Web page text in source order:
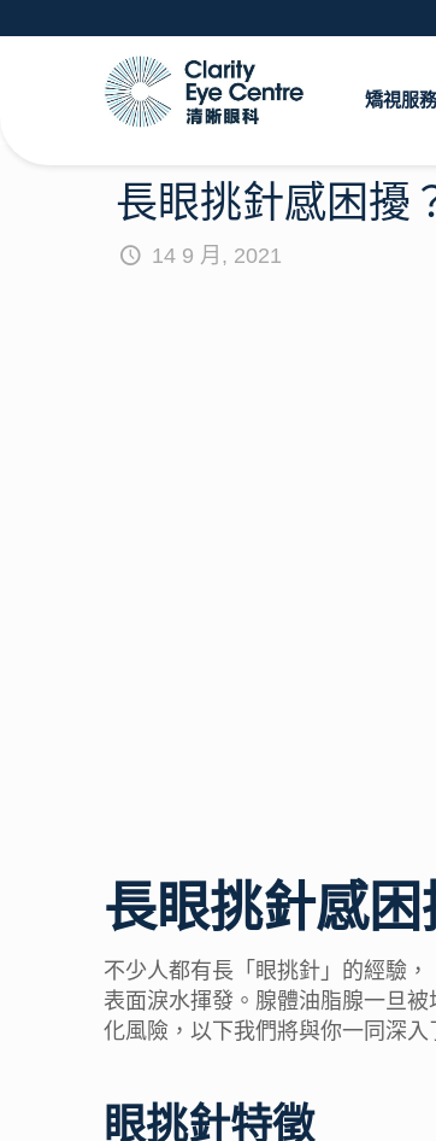
矯視服務
長眼挑針感困擾
14 9 月, 2021
長眼挑針感
不少人都有長「眼挑針」的經驗
表面淚水揮發。腺體油脂腺一旦
化風險，以下我們將與你一同深
眼挑針特徵